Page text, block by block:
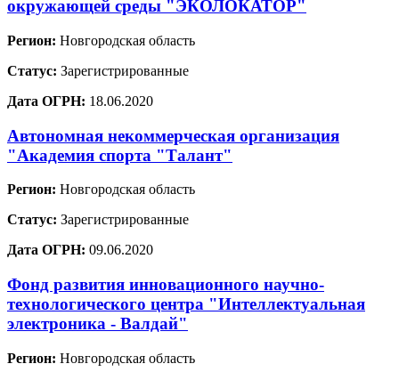
окружающей среды "ЭКОЛОКАТОР"
Регион: Новгородская область
Статус: Зарегистрированные
Дата ОГРН: 18.06.2020
Автономная некоммерческая организация
"Академия спорта "Талант"
Регион: Новгородская область
Статус: Зарегистрированные
Дата ОГРН: 09.06.2020
Фонд развития инновационного научно-
технологического центра "Интеллектуальная
электроника - Валдай"
Регион: Новгородская область